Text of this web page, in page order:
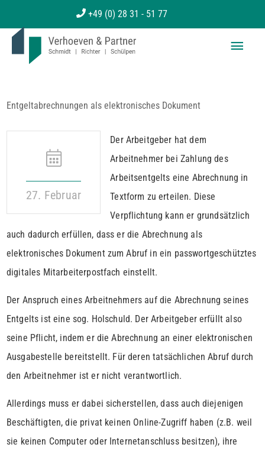
Inhalt
+49 (0) 28 31 - 51 77
Entgeltabrechnungen als elektronisches Dokument
27. Februar
Der Arbeitgeber hat dem
Arbeitnehmer bei Zahlung des
Arbeitsentgelts eine Abrechnung in
Textform zu erteilen. Diese
Verpflichtung kann er grundsätzlich
auch dadurch erfüllen, dass er die Abrechnung als
elektronisches Dokument zum Abruf in ein passwortgeschütztes
digitales Mitarbeiterpostfach einstellt.
Der Anspruch eines Arbeitnehmers auf die Abrechnung seines
Entgelts ist eine sog. Holschuld. Der Arbeitgeber erfüllt also
seine Pflicht, indem er die Abrechnung an einer elektronischen
Ausgabestelle bereitstellt. Für deren tatsächlichen Abruf durch
den Arbeitnehmer ist er nicht verantwortlich.
Allerdings muss er dabei sicherstellen, dass auch diejenigen
Beschäftigten, die privat keinen Online-Zugriff haben (z.B. weil
sie keinen Computer oder Internetanschluss besitzen), ihre